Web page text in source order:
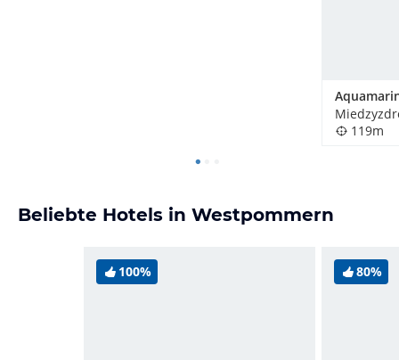
119m
Beliebte Hotels in Westpommern
100% 80%